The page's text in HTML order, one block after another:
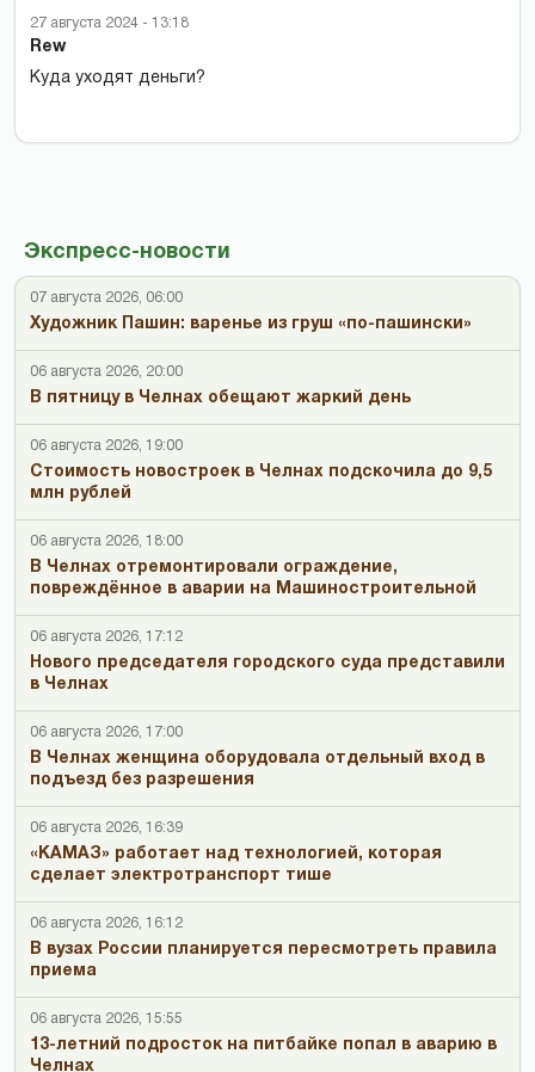
Экспресс-новости
07 августа 2026, 06:00
Художник Пашин: варенье из груш «по-пашински»
06 августа 2026, 20:00
В пятницу в Челнах обещают жаркий день
06 августа 2026, 19:00
Стоимость новостроек в Челнах подскочила до 9,5
млн рублей
06 августа 2026, 18:00
В Челнах отремонтировали ограждение,
повреждённое в аварии на Машиностроительной
06 августа 2026, 17:12
Нового председателя городского суда представили
в Челнах
06 августа 2026, 17:00
В Челнах женщина оборудовала отдельный вход в
подъезд без разрешения
06 августа 2026, 16:39
«КАМАЗ» работает над технологией, которая
сделает электротранспорт тише
06 августа 2026, 16:12
В вузах России планируется пересмотреть правила
приема
06 августа 2026, 15:55
13-летний подросток на питбайке попал в аварию в
Челнах
27 августа 2024 - 13:18
Rew
Куда уходят деньги?